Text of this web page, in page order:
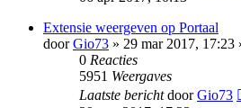
Extensie weergeven op Portaal
doorGio73 » 29 mar 2017, 17:23
0 Reacties
5951 Weergaves
Laatste berichtdoorGio73